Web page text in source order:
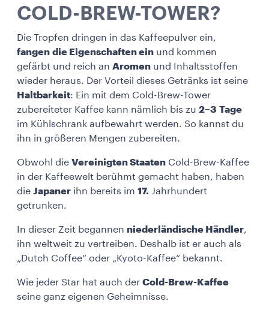
COLD-BREW-TOWER?
Die Tropfen dringen in das Kaffeepulver ein,
fangen die Eigenschaften ein und kommen
gefärbt und reich an Aromen und Inhaltsstoffen
wieder heraus. Der Vorteil dieses Getränks ist seine
Haltbarkeit: Ein mit dem Cold-Brew-Tower
zubereiteter Kaffee kann nämlich bis zu 2–3 Tage
im Kühlschrank aufbewahrt werden. So kannst du
ihn in größeren Mengen zubereiten.
Obwohl die Vereinigten Staaten Cold-Brew-Kaffee
in der Kaffeewelt berühmt gemacht haben, haben
die Japaner ihn bereits im 17. Jahrhundert
getrunken.
In dieser Zeit begannen niederländische Händler,
ihn weltweit zu vertreiben. Deshalb ist er auch als
„Dutch Coffee“ oder „Kyoto-Kaffee“ bekannt.
Wie jeder Star hat auch der Cold-Brew-Kaffee
seine ganz eigenen Geheimnisse.